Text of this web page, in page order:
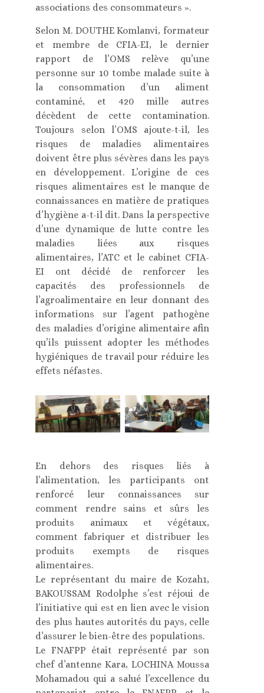
associations des consommateurs ».
Selon M. DOUTHE Komlanvi, formateur
et membre de CFIA-EI, le dernier
rapport de l’OMS relève qu’une
personne sur 10 tombe malade suite à
la consommation d’un aliment
contaminé, et 420 mille autres
décèdent de cette contamination.
Toujours selon l’OMS ajoute-t-il, les
risques de maladies alimentaires
doivent être plus sévères dans les pays
en développement. L’origine de ces
risques alimentaires est le manque de
connaissances en matière de pratiques
d’hygiène a-t-il dit. Dans la perspective
d’une dynamique de lutte contre les
maladies liées aux risques
alimentaires, l’ATC et le cabinet CFIA-
EI ont décidé de renforcer les
capacités des professionnels de
l’agroalimentaire en leur donnant des
informations sur l’agent pathogène
des maladies d’origine alimentaire afin
qu’ils puissent adopter les méthodes
hygiéniques de travail pour réduire les
effets néfastes.
En dehors des risques liés à
l’alimentation, les participants ont
renforcé leur connaissances sur
comment rendre sains et sûrs les
produits animaux et végétaux,
comment fabriquer et distribuer les
produits exempts de risques
alimentaires.
Le représentant du maire de Kozah1,
BAKOUSSAM Rodolphe s’est réjoui de
l’initiative qui est en lien avec le vision
des plus hautes autorités du pays, celle
d’assurer le bien-être des populations.
Le FNAFPP était représenté par son
chef d’antenne Kara, LOCHINA Moussa
Mohamadou qui a salué l’excellence du